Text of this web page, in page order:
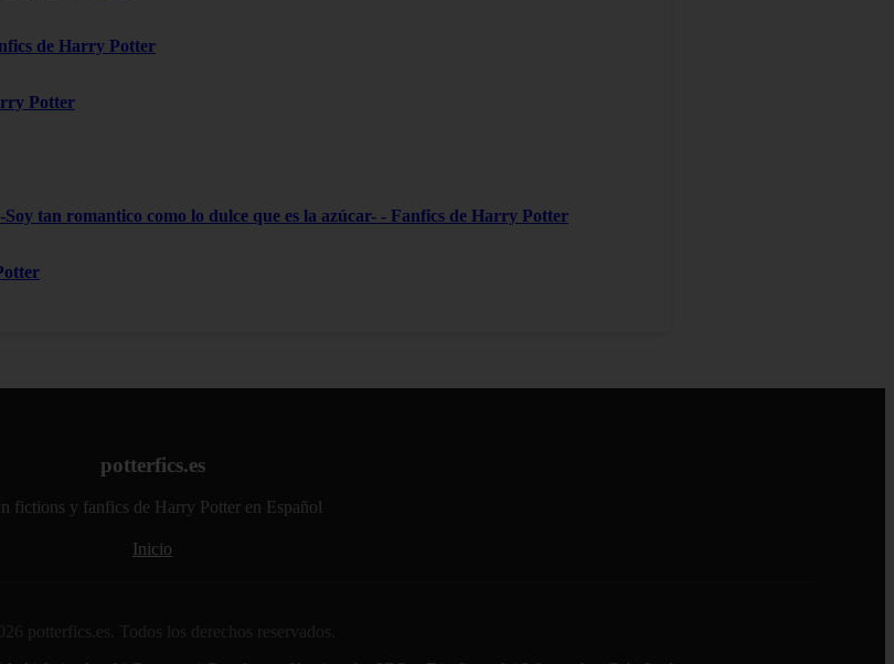
de Harry Potter
Potter
Soy tan romantico como lo dulce que es la azúcar- - Fanfics de Harry Potter
potterfics.es
fictions y fanfics de Harry Potter en Español
Inicio
potterfics.es. Todos los derechos reservados.